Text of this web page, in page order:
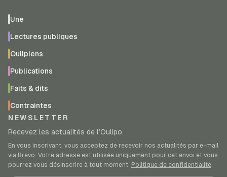
Une
Lectures publiques
Oulipiens
Publications
Faits & dits
Contraintes
NEWSLETTER
Recevez les actualités de l’Oulipo.
En vous inscrivant, vous acceptez de recevoir nos actualités par e-mail
via Brevo. Votre adresse est utilisée uniquement pour cet envoi et vous
pourrez vous désinscrire à tout moment. Politique de confidentialité.